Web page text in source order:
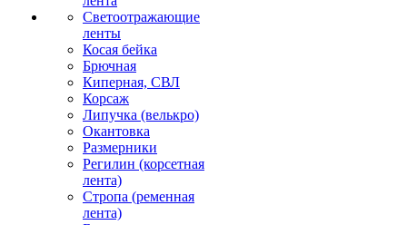
Светоотражающие
ленты
Косая бейка
Брючная
Киперная, СВЛ
Корсаж
Липучка (велькро)
Окантовка
Размерники
Регилин (корсетная
лента)
Стропа (ременная
лента)